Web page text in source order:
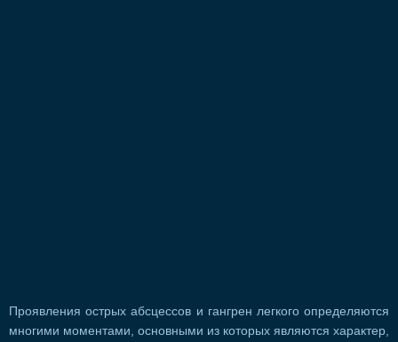
Проявления острых абсцессов и гангрен легкого определяются
многими моментами, основными из которых являются характер,